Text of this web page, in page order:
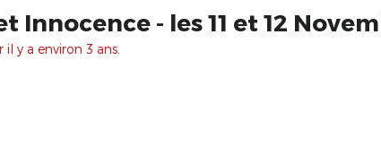
Innocence - les 11 et 12
il y a environ 3 ans.